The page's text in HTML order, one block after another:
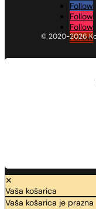
Follow
Follow
Follow
Follow
© 2020-2026
✕
Vaša košarica
Vaša košarica je prazna